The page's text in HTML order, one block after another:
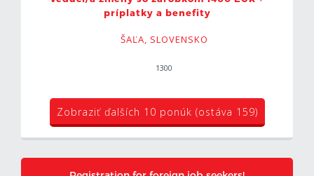
príplatky a benefity
ŠAĽA, SLOVENSKO
1300
Zobraziť ďalších 10 ponúk (ostáva 159)